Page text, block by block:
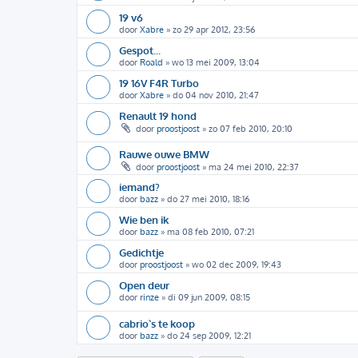
19 v6
door Xabre » zo 29 apr 2012, 23:56
Gespot...
door Roald » wo 13 mei 2009, 13:04
19 16V F4R Turbo
door Xabre » do 04 nov 2010, 21:47
Renault 19 hond
door proostjoost » zo 07 feb 2010, 20:10
Rauwe ouwe BMW
door proostjoost » ma 24 mei 2010, 22:37
iemand?
door bazz » do 27 mei 2010, 18:16
Wie ben ik
door bazz » ma 08 feb 2010, 07:21
Gedichtje
door proostjoost » wo 02 dec 2009, 19:43
Open deur
door rinze » di 09 jun 2009, 08:15
cabrio`s te koop
door bazz » do 24 sep 2009, 12:21